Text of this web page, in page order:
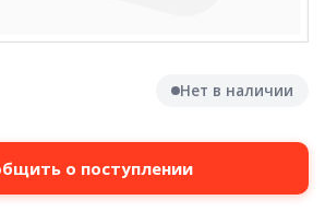
Нет в наличии
о поступлении